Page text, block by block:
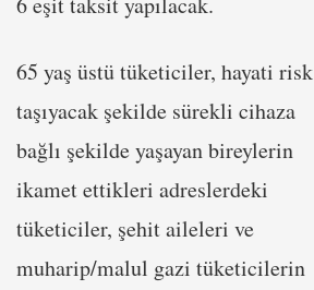
65 yaş üstü tüketiciler, hayati risk
taşıyacak şekilde sürekli cihaza
bağlı şekilde yaşayan bireylerin
ikamet ettikleri adreslerdeki
tüketiciler, şehit aileleri ve
muharip/malul gazi tüketicilerin